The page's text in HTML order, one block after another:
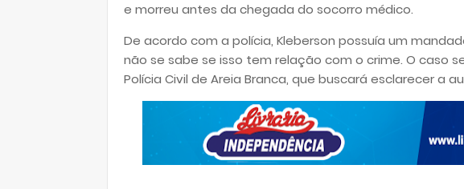
e morreu antes da chegada do socorro médico.
De acordo com a polícia, Kleberson possuía um
não se sabe se isso tem relação com o crime. O caso
Polícia Civil de Areia Branca, que buscará esclarecer a